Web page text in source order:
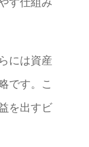
す仕組み
には資産
です。こ
を出すビ